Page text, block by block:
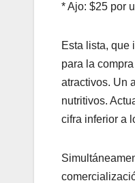
* Ajo: $25 por
Esta lista, que
para la
atractivos. Un
nutritivos.
cifra inferior a